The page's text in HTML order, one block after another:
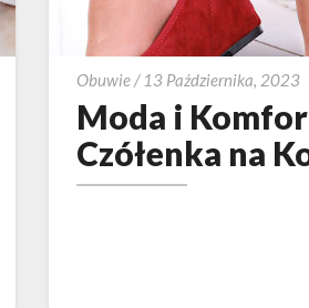
Obuwie/ 13 Października, 2023
i
Moda i
Czółenka na